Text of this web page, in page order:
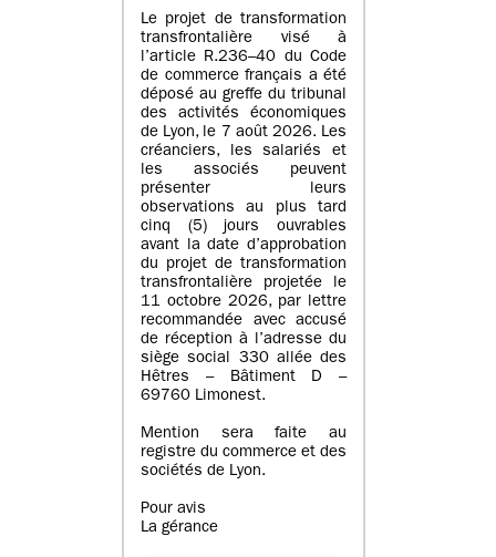
Le projet de transformation
transfrontalière visé à
l’article R.236–40 du Code
de commerce français a été
déposé au greffe du tribunal
des activités économiques
de Lyon, le 7 août 2026. Les
créanciers, les salariés et
les associés peuvent
présenter leurs
observations au plus tard
cinq (5) jours ouvrables
avant la date d’approbation
du projet de transformation
transfrontalière projetée le
11 octobre 2026, par lettre
recommandée avec accusé
de réception à l’adresse du
siège social 330 allée des
Hêtres – Bâtiment D –
69760 Limonest.
Mention sera faite au
registre du commerce et des
sociétés de Lyon.
Pour avis
La gérance